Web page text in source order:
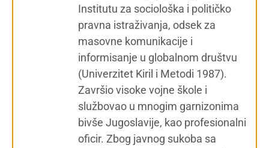
Institutu za sociološka i političko
pravna istraživanja, odsek za
masovne komunikacije i
informisanje u globalnom društvu
(Univerzitet Kiril i Metodi 1987).
Završio visoke vojne škole i
službovao u mnogim garnizonima
bivše Jugoslavije, kao profesionalni
oficir. Zbog javnog sukoba sa